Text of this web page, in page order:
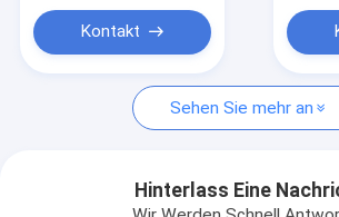
Neuigkeiten
Bitte um ein Angebot
für Statorspulpen
Kontakt
Sehen Sie mehr an
Hinterlass Eine